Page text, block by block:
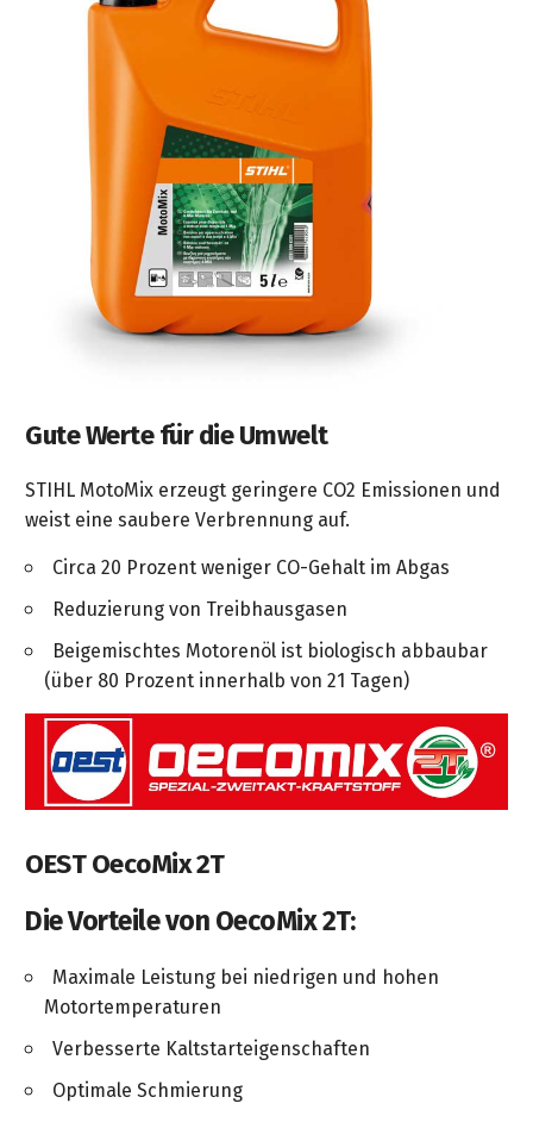
Gute Werte für die Umwelt
STIHL MotoMix erzeugt geringere CO2 Emissionen und
weist eine saubere Verbrennung auf.
Circa 20 Prozent weniger CO-Gehalt im Abgas
Reduzierung von Treibhausgasen
Beigemischtes Motorenöl ist biologisch abbaubar
(über 80 Prozent innerhalb von 21 Tagen)
OEST OecoMix 2T
Die Vorteile von OecoMix 2T:
Maximale Leistung bei niedrigen und hohen
Motortemperaturen
Verbesserte Kaltstarteigenschaften
Optimale Schmierung